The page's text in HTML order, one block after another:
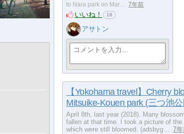
to Nara park on Mar…
7年前
いいね！ 16
アサトン
【Yokohama travel】Cherry
Mitsuike-Kouen park (三つ池公
April 8th, last year (2018). Many
fallen at that time. I took a picture of the
which were still bloomed. (adsbyg… 7年